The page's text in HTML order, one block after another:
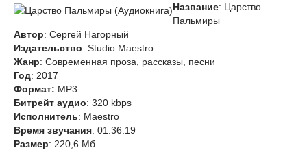
Название: Царство
Пальмиры
Автор: Сергей Нагорный
Издательство: Studio Maestro
Жанр: Современная проза, рассказы, песни
Год: 2017
Формат: MP3
Битрейт аудио: 320 kbps
Исполнитель: Maestro
Время звучания: 01:36:19
Размер: 220,6 Мб